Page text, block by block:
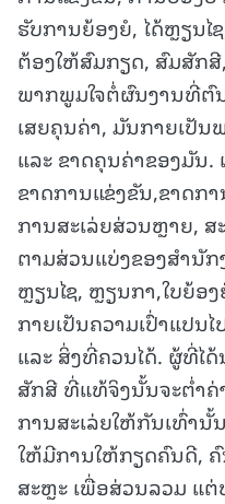
ຮັບການຍ້ອງຍໍ, ໄດ້ຫຼຽນໄ
ຕ້ອງໃຫ້ສົມກຽດ, ສົມສັກ
ພາກພູມໃຈຕໍ່ຜົນງານທີ່ຕົ
ເສຍຄຸນຄ່າ, ມັນກາຍເປັນ
ແລະ ຂາດຄຸນຄ່າຂອງມັນ.
ຂາດການແຂ່ງຂັນ,ຂາດກ
ການສະເລ່ຍສ່ວນຫຼາຍ, ສ
ຕາມສ່ວນແບ່ງຂອງສໍານັ
ຫຼຽນໄຊ, ຫຼຽນກາ,ໃບຍ້ອ
ກາຍເປັນຄວາມເປົ່າແປນ
ແລະ ສິ່ງທີ່ຄວນໄດ້. ຜູ້ທີ່ໄ
ສັກສີ ທີ່ແທ້ຈິງນັ້ນຈະຕໍ່າຄ່
ການສະເລ່ຍໃຫ້ກັນເທົ່ານັ້
ໃຫ້ມີການໃຫ້ກຽດຄົນດີ,
ສະຫຼະ ເພື່ອສ່ວນລວມ ແຕ່